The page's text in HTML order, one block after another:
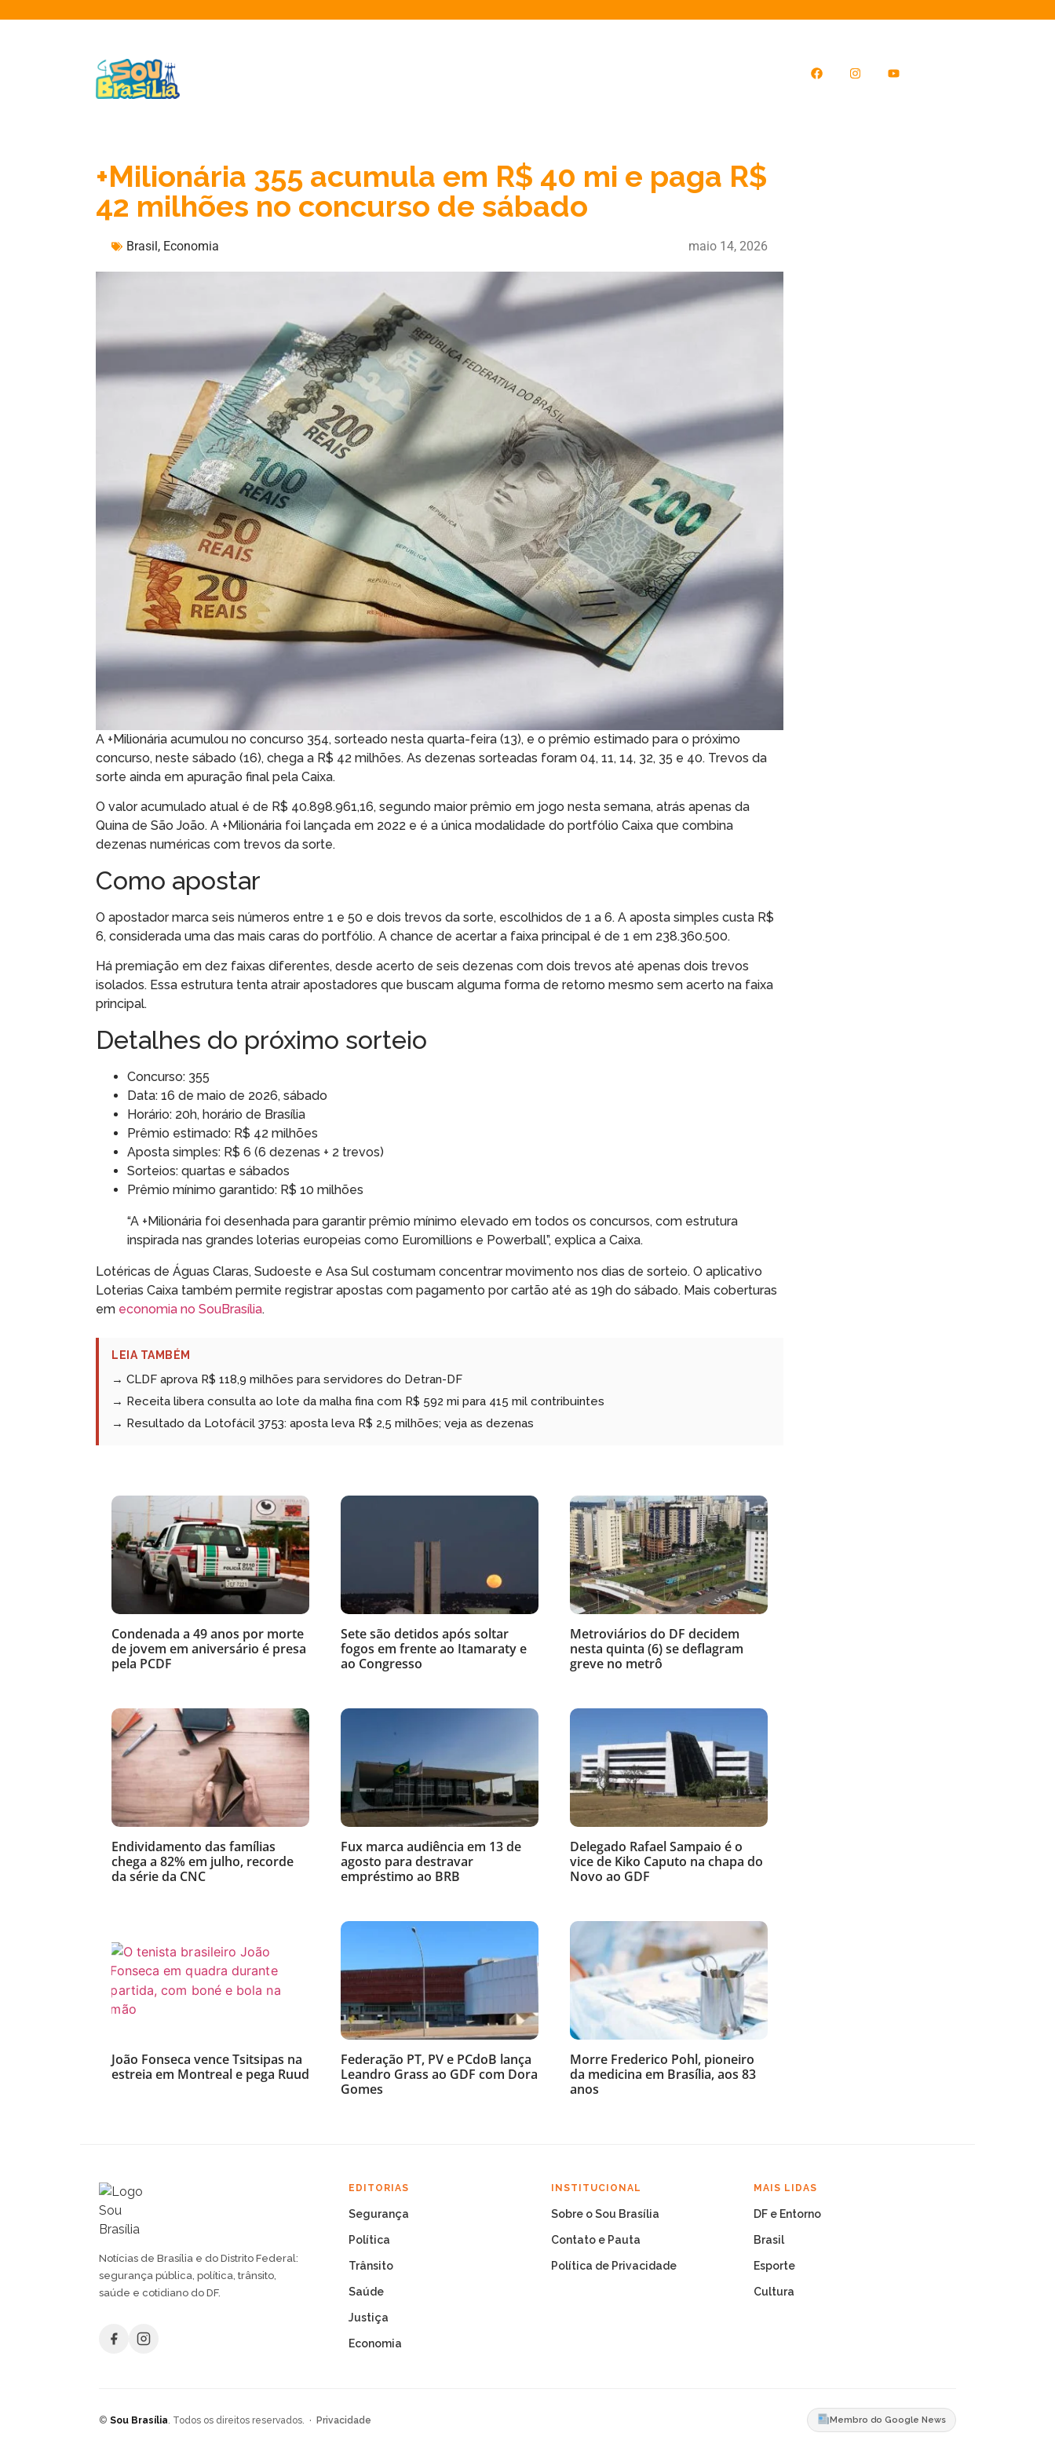
+Milionária 355 acumula em R$ 40 mi e paga R$
42 milhões no concurso de sábado
Brasil, Economia maio 14, 2026
A +Milionária acumulou no concurso 354, sorteado nesta quarta-feira (13), e o prêmio estimado para o próximo
concurso, neste sábado (16), chega a R$ 42 milhões. As dezenas sorteadas foram 04, 11, 14, 32, 35 e 40. Trevos da
sorte ainda em apuração final pela Caixa.
O valor acumulado atual é de R$ 40.898.961,16, segundo maior prêmio em jogo nesta semana, atrás apenas da
Quina de São João. A +Milionária foi lançada em 2022 e é a única modalidade do portfólio Caixa que combina
dezenas numéricas com trevos da sorte.
Como apostar
O apostador marca seis números entre 1 e 50 e dois trevos da sorte, escolhidos de 1 a 6. A aposta simples custa R$
6, considerada uma das mais caras do portfólio. A chance de acertar a faixa principal é de 1 em 238.360.500.
Há premiação em dez faixas diferentes, desde acerto de seis dezenas com dois trevos até apenas dois trevos
isolados. Essa estrutura tenta atrair apostadores que buscam alguma forma de retorno mesmo sem acerto na faixa
principal.
Detalhes do próximo sorteio
Concurso: 355
Data: 16 de maio de 2026, sábado
Horário: 20h, horário de Brasília
Prêmio estimado: R$ 42 milhões
Aposta simples: R$ 6 (6 dezenas + 2 trevos)
Sorteios: quartas e sábados
Prêmio mínimo garantido: R$ 10 milhões
“A +Milionária foi desenhada para garantir prêmio mínimo elevado em todos os concursos, com estrutura
inspirada nas grandes loterias europeias como Euromillions e Powerball”, explica a Caixa.
Lotéricas de Águas Claras, Sudoeste e Asa Sul costumam concentrar movimento nos dias de sorteio. O aplicativo
Loterias Caixa também permite registrar apostas com pagamento por cartão até as 19h do sábado. Mais coberturas
em economia no SouBrasília.
LEIA TAMBÉM
→ CLDF aprova R$ 118,9 milhões para servidores do Detran-DF
→ Receita libera consulta ao lote da malha fina com R$ 592 mi para 415 mil contribuintes
→ Resultado da Lotofácil 3753: aposta leva R$ 2,5 milhões; veja as dezenas
Condenada a 49 anos por morte
de jovem em aniversário é presa
pela PCDF
Sete são detidos após soltar
fogos em frente ao Itamaraty e
ao Congresso
Metroviários do DF decidem
nesta quinta (6) se deflagram
greve no metrô
Endividamento das famílias
chega a 82% em julho, recorde
da série da CNC
Fux marca audiência em 13 de
agosto para destravar
empréstimo ao BRB
Delegado Rafael Sampaio é o
vice de Kiko Caputo na chapa do
Novo ao GDF
João Fonseca vence Tsitsipas na
estreia em Montreal e pega Ruud
Federação PT, PV e PCdoB lança
Leandro Grass ao GDF com Dora
Gomes
Morre Frederico Pohl, pioneiro
da medicina em Brasília, aos 83
anos
Notícias de Brasília e do Distrito Federal:
segurança pública, política, trânsito,
saúde e cotidiano do DF.
EDITORIAS
Segurança
Política
Trânsito
Saúde
Justiça
Economia
INSTITUCIONAL
Sobre o Sou Brasília
Contato e Pauta
Política de Privacidade
MAIS LIDAS
DF e Entorno
Brasil
Esporte
Cultura
© Sou Brasília . Todos os direitos reservados. · Privacidade Membro do Google News